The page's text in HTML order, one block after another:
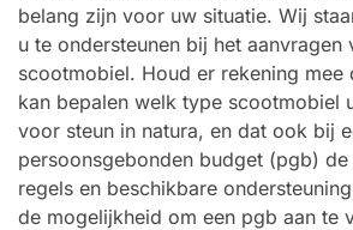
belang zijn voor uw situatie. Wij
u te ondersteunen bij het aanvragen
scootmobiel. Houd er rekening mee
kan bepalen welk type scootmobiel
voor steun in natura, en dat ook bij
persoonsgebonden budget (pgb) de
regels en beschikbare
de mogelijkheid om een pgb aan te